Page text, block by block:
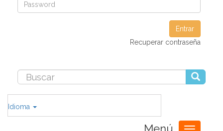
Entrar
Recuperar contraseña
Idioma